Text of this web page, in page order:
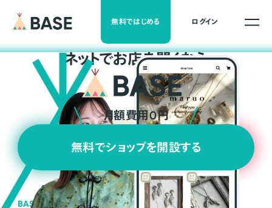
無料ではじめる ログイン
ネットでお店を開くなら
月額費用0円
無料でショップを開設する
BASEの強み